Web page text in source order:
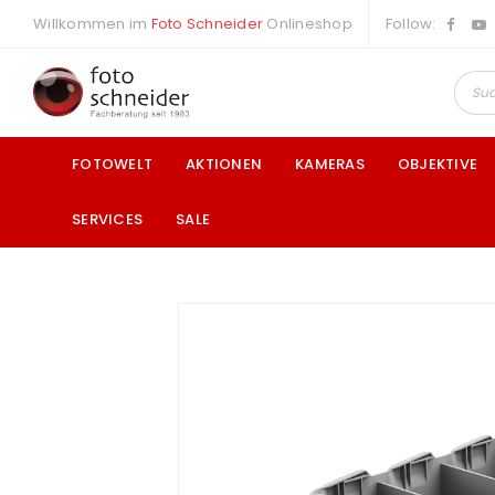
Willkommen im Foto Schneider Onlineshop Follow:
FOTOWELT AKTIONEN KAMERAS OBJEKTIVE
SERVICES SALE